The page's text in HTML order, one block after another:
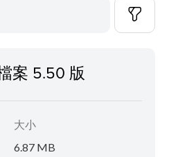
案 5.50 版
大小
6.87 MB